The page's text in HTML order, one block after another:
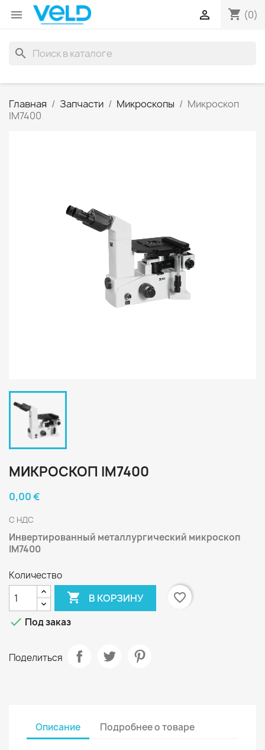
 shopping_cart (0)

search
Главная Запчасти Микроскопы
Микроскоп
IM7400
МИКРОСКОП IM7400
0,00 €
С НДС
Инвертированный металлургический микроскоп
IM7400
Количество
 В КОРЗИНУ
favorite_border
 Под заказ
Поделиться
Описание Подробнее о товаре